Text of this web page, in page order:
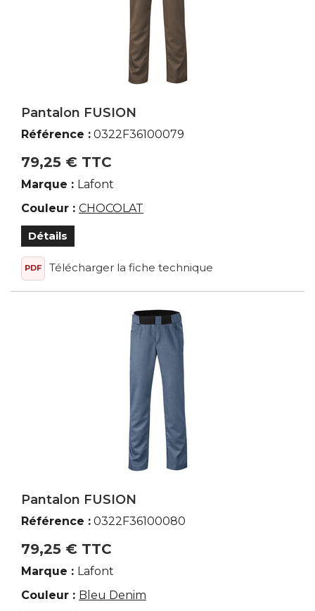
Pantalon FUSION
Référence : 0322F36100079
79,25 € TTC
Marque : Lafont
Couleur : CHOCOLAT
Détails
PDF Télécharger la fiche technique
Pantalon FUSION
Référence : 0322F36100080
79,25 € TTC
Marque : Lafont
Couleur : Bleu Denim